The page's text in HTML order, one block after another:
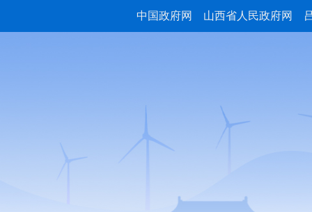
中国政府网 山西省人民政府网